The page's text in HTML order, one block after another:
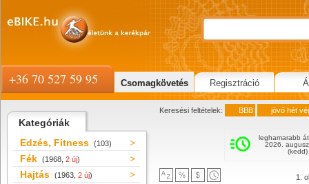
Kategóriák
Edzés, Fitness (103)
Fék (1968, 2 új)
Hajtás (1963, 2 új)
Keresési feltételek: BBB jövő hét
leghamarabb
2026.
(kedd)
1.
+36 70 527 59 95 Csomagkövetés Regisztráció